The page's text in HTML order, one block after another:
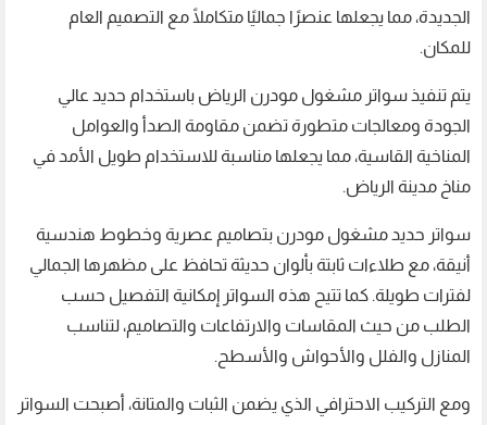
الجديدة، مما يجعلها عنصرًا جماليًا متكاملًا مع التصميم العام
للمكان.
يتم تنفيذ سواتر مشغول مودرن الرياض باستخدام حديد عالي
الجودة ومعالجات متطورة تضمن مقاومة الصدأ والعوامل
المناخية القاسية، مما يجعلها مناسبة للاستخدام طويل الأمد في
مناخ مدينة الرياض.
سواتر حديد مشغول مودرن بتصاميم عصرية وخطوط هندسية
أنيقة، مع طلاءات ثابتة بألوان حديثة تحافظ على مظهرها الجمالي
لفترات طويلة. كما تتيح هذه السواتر إمكانية التفصيل حسب
الطلب من حيث المقاسات والارتفاعات والتصاميم، لتناسب
المنازل والفلل والأحواش والأسطح.
ومع التركيب الاحترافي الذي يضمن الثبات والمتانة، أصبحت السواتر